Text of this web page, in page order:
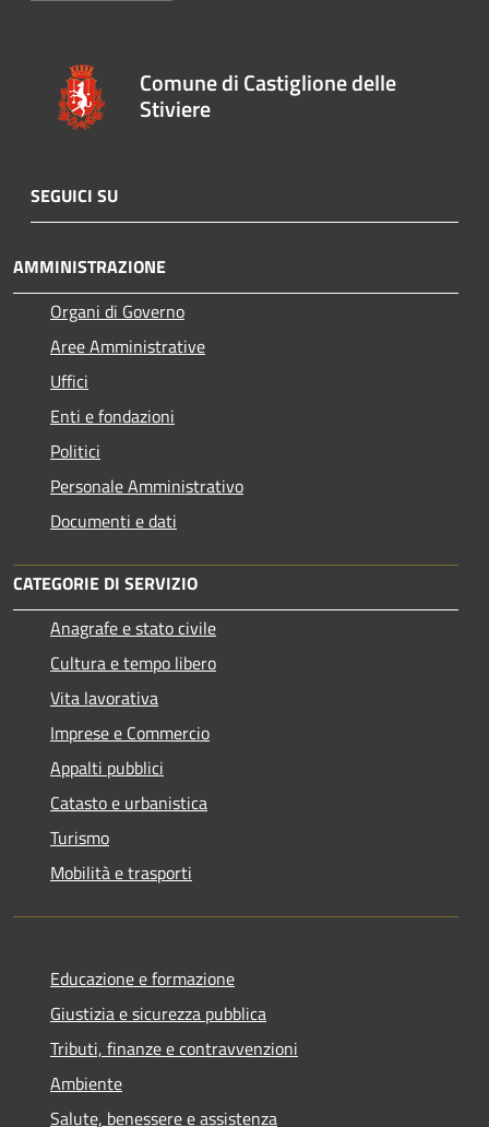
Comune di Castiglione delle
Stiviere
SEGUICI SU
AMMINISTRAZIONE
Organi di Governo
Aree Amministrative
Uffici
Enti e fondazioni
Politici
Personale Amministrativo
Documenti e dati
CATEGORIE DI SERVIZIO
Anagrafe e stato civile
Cultura e tempo libero
Vita lavorativa
Imprese e Commercio
Appalti pubblici
Catasto e urbanistica
Turismo
Mobilità e trasporti
Educazione e formazione
Giustizia e sicurezza pubblica
Tributi, finanze e contravvenzioni
Ambiente
Salute, benessere e assistenza